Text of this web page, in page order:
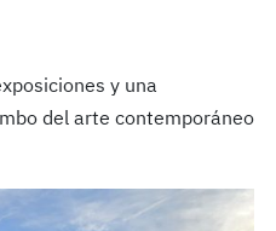
y una
del arte contemporáneo